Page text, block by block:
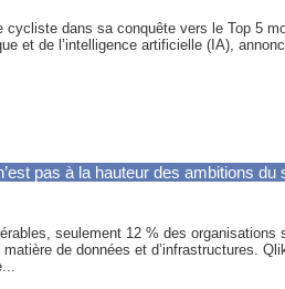
cycliste dans sa conquête vers le Top 5
et de l’intelligence artificielle (IA),
pas à la hauteur des ambitions
seulement 12 % des organisations
de données et d’infrastructures.